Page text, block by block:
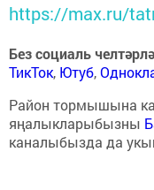
https://max.ru/
Без социаль
ТикТок, Ютуб,
Район тормышына
яңалыкларыбызны
каналыбызда да